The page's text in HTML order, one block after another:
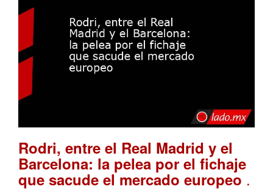
Rodri, entre el Real Madrid y el
Barcelona: la pelea por el fichaje
que sacude el mercado europeo .